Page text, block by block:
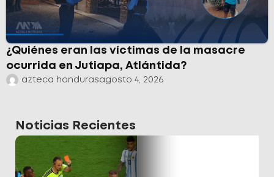
¿Quiénes eran las víctimas de la masacre
ocurrida en Jutiapa, Atlántida?
azteca hondurasagosto 4, 2026
Noticias Recientes